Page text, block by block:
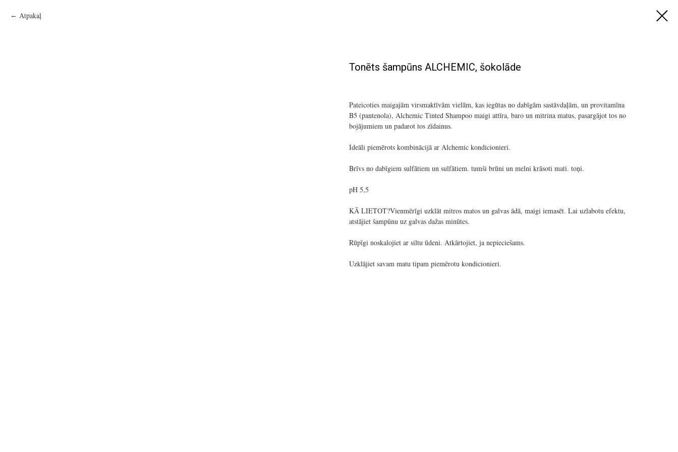
Atpakaļ
Tonēts šampūns ALCHEMIC, šokolāde
Pateicoties maigajām virsmaktīvām vielām, kas iegūtas no dabīgām sastāvdaļām, un provitamīna
B5 (pantenola), Alchemic Tinted Shampoo maigi attīra, baro un mitrina matus, pasargājot tos no
bojājumiem un padarot tos zīdainus.
Ideāli piemērots kombinācijā ar Alchemic kondicionieri.
Brīvs no dabīgiem sulfātiem un sulfātiem. tumši brūni un melni krāsoti mati. toņi.
pH 5,5
KĀ LIETOT?Vienmērīgi uzklāt mitros matos un galvas ādā, maigi iemasēt. Lai uzlabotu efektu,
atstājiet šampūnu uz galvas dažas minūtes.
Rūpīgi noskalojiet ar siltu ūdeni. Atkārtojiet, ja nepieciešams.
Uzklājiet savam matu tipam piemērotu kondicionieri.